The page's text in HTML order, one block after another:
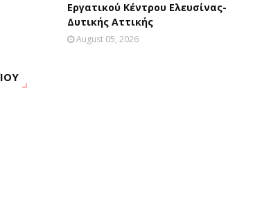
Εργατικού Κέντρου Ελευσίνας-
Δυτικής Αττικής
August 05, 2026